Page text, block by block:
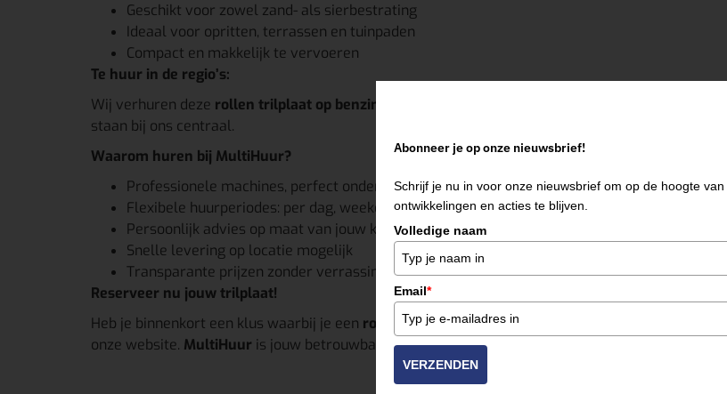
Geschikt voor zowel zand- als sierbestrating
Ideaal voor opritten, terrassen en tuinpaden
Compact en makkelijk te vervoeren
Te huur in de regio’s:
Wij verhuren deze rollen trilplaat op benzine
staan bij ons centraal.
Waarom huren bij MultiHuur?
Professionele machines, perfect onderhouden
Flexibele huurperiodes: per dag, weekend of week
Persoonlijk advies op maat van jouw klus
Snelle levering op locatie mogelijk
Transparante prijzen zonder verrassingen
Reserveer nu jouw trilplaat!
Heb je binnenkort een klus waarbij je een rollen trilplaat van 140 kg op benzine
nodig hebt?
onze website. MultiHuur is jouw betrouwbare partner voor machineverhuur in Noord- en Midden-
Abonneer je op onze nieuwsbrief!
Schrijf je nu in voor onze nieuwsbrief om op de hoogte van
ontwikkelingen en acties te blijven.
Volledige naam
Email*
VERZENDEN